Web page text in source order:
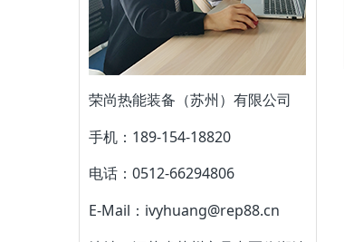
荣尚热能装备（苏州）有限公司
手机：189-154-18820
电话：0512-66294806
E-Mail：ivyhuang@rep88.cn